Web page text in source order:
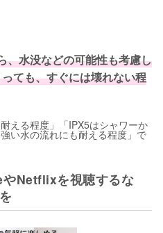
、水没などの可能性も考慮し
ても、すぐには壊れない程
える程度」「IPX5はシャワーか
い水の流れにも耐える程度」で
やNetflixを視聴するな